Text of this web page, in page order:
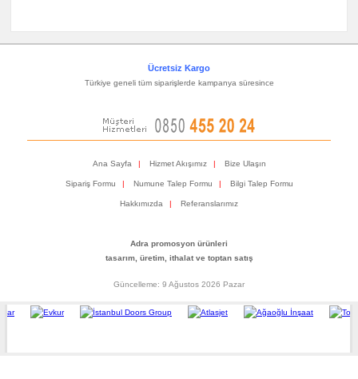
Ücretsiz Kargo
Türkiye geneli tüm siparişlerde kampanya süresince
Ana Sayfa | Hizmet Akışımız | Bize Ulaşın
Sipariş Formu | Numune Talep Formu | Bilgi Talep Formu
Hakkımızda | Referanslarımız
Adra promosyon ürünleri
tasarım, üretim, ithalat ve toptan satış
Güncelleme: 9 Ağustos 2026 Pazar